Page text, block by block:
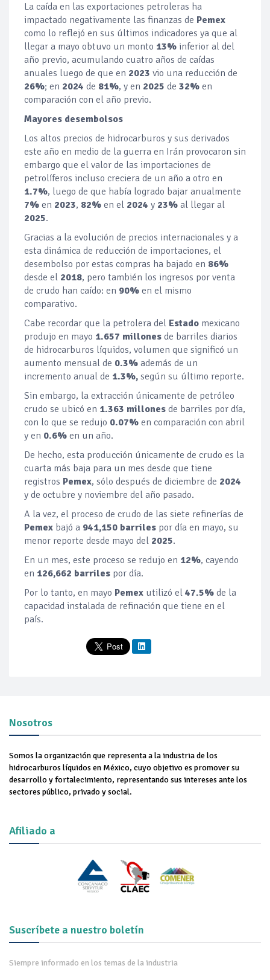
La caída en las exportaciones petroleras ha
impactado negativamente las finanzas de Pemex
como lo reflejó en sus últimos indicadores ya que al
llegar a mayo obtuvo un monto 13% inferior al del
año previo, acumulando cuatro años de caídas
anuales luego de que en 2023 vio una reducción de
26%; en 2024 de 81%, y en 2025 de 32% en
comparación con el año previo.
Mayores desembolsos
Los altos precios de hidrocarburos y sus derivados
este año en medio de la guerra en Irán provocaron sin
embargo que el valor de las importaciones de
petrolíferos incluso creciera de un año a otro en
1.7%, luego de que había logrado bajar anualmente
7% en 2023, 82% en el 2024 y 23% al llegar al
2025.
Gracias a la evolución de precios internacionales y a
esta dinámica de reducción de importaciones, el
desembolso por estas compras ha bajado en 86%
desde el 2018, pero también los ingresos por venta
de crudo han caído: en 90% en el mismo
comparativo.
Cabe recordar que la petrolera del Estado mexicano
produjo en mayo 1.657 millones de barriles diarios
de hidrocarburos líquidos, volumen que significó un
aumento mensual de 0.3% además de un
incremento anual de 1.3%, según su último reporte.
Sin embargo, la extracción únicamente de petróleo
crudo se ubicó en 1.363 millones de barriles por día,
con lo que se redujo 0.07% en comparación con abril
y en 0.6% en un año.
De hecho, esta producción únicamente de crudo es la
cuarta más baja para un mes desde que tiene
registros Pemex, sólo después de diciembre de 2024
y de octubre y noviembre del año pasado.
A la vez, el proceso de crudo de las siete refinerías de
Pemex bajó a 941,150 barriles por día en mayo, su
menor reporte desde mayo del 2025.
En un mes, este proceso se redujo en 12%, cayendo
en 126,662 barriles por día.
Por lo tanto, en mayo Pemex utilizó el 47.5% de la
capacidad instalada de refinación que tiene en el
país.
Nosotros
Somos la organización que representa a la industria de los
hidrocarburos líquidos en México, cuyo objetivo es promover su
desarrollo y fortalecimiento, representando sus intereses ante los
sectores público, privado y social.
Afiliado a
Suscríbete a nuestro boletín
Siempre informado en los temas de la industria